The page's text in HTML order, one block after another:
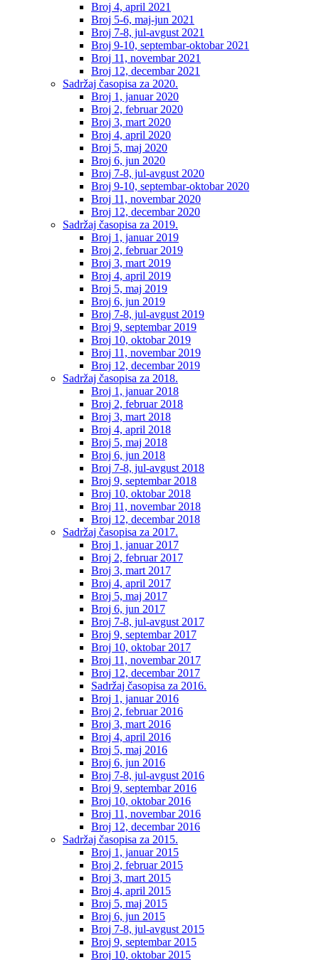
Broj 4, april 2021
Broj 5-6, maj-jun 2021
Broj 7-8, jul-avgust 2021
Broj 9-10, septembar-oktobar 2021
Broj 11, novembar 2021
Broj 12, decembar 2021
Sadržaj časopisa za 2020.
Broj 1, januar 2020
Broj 2, februar 2020
Broj 3, mart 2020
Broj 4, april 2020
Broj 5, maj 2020
Broj 6, jun 2020
Broj 7-8, jul-avgust 2020
Broj 9-10, septembar-oktobar 2020
Broj 11, novembar 2020
Broj 12, decembar 2020
Sadržaj časopisa za 2019.
Broj 1, januar 2019
Broj 2, februar 2019
Broj 3, mart 2019
Broj 4, april 2019
Broj 5, maj 2019
Broj 6, jun 2019
Broj 7-8, jul-avgust 2019
Broj 9, septembar 2019
Broj 10, oktobar 2019
Broj 11, novembar 2019
Broj 12, decembar 2019
Sadržaj časopisa za 2018.
Broj 1, januar 2018
Broj 2, februar 2018
Broj 3, mart 2018
Broj 4, april 2018
Broj 5, maj 2018
Broj 6, jun 2018
Broj 7-8, jul-avgust 2018
Broj 9, septembar 2018
Broj 10, oktobar 2018
Broj 11, novembar 2018
Broj 12, decembar 2018
Sadržaj časopisa za 2017.
Broj 1, januar 2017
Broj 2, februar 2017
Broj 3, mart 2017
Broj 4, april 2017
Broj 5, maj 2017
Broj 6, jun 2017
Broj 7-8, jul-avgust 2017
Broj 9, septembar 2017
Broj 10, oktobar 2017
Broj 11, novembar 2017
Broj 12, decembar 2017
Sadržaj časopisa za 2016.
Broj 1, januar 2016
Broj 2, februar 2016
Broj 3, mart 2016
Broj 4, april 2016
Broj 5, maj 2016
Broj 6, jun 2016
Broj 7-8, jul-avgust 2016
Broj 9, septembar 2016
Broj 10, oktobar 2016
Broj 11, novembar 2016
Broj 12, decembar 2016
Sadržaj časopisa za 2015.
Broj 1, januar 2015
Broj 2, februar 2015
Broj 3, mart 2015
Broj 4, april 2015
Broj 5, maj 2015
Broj 6, jun 2015
Broj 7-8, jul-avgust 2015
Broj 9, septembar 2015
Broj 10, oktobar 2015